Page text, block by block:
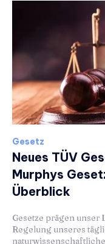
Gesetz
Neues TÜV
Murphys
Überblick
Gesetze prägen
Regelung unseres